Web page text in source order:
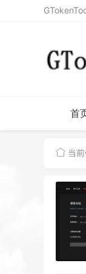
首
当前